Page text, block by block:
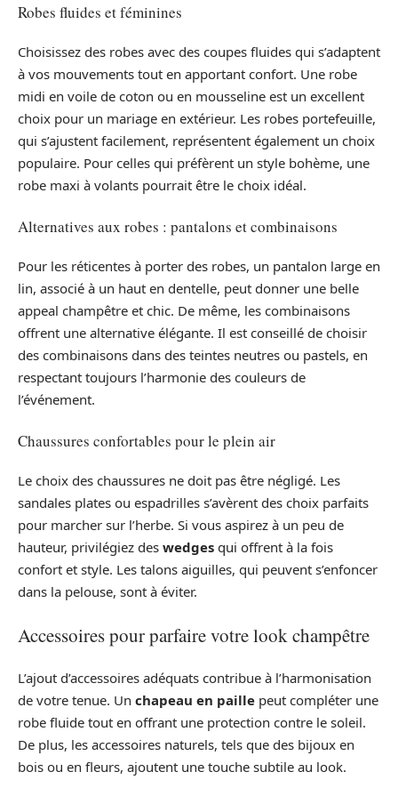
Robes fluides et féminines
Choisissez des robes avec des coupes fluides qui s’adaptent
à vos mouvements tout en apportant confort. Une robe
midi en voile de coton ou en mousseline est un excellent
choix pour un mariage en extérieur. Les robes portefeuille,
qui s’ajustent facilement, représentent également un choix
populaire. Pour celles qui préfèrent un style bohème, une
robe maxi à volants pourrait être le choix idéal.
Alternatives aux robes : pantalons et combinaisons
Pour les réticentes à porter des robes, un pantalon large en
lin, associé à un haut en dentelle, peut donner une belle
appeal champêtre et chic. De même, les combinaisons
offrent une alternative élégante. Il est conseillé de choisir
des combinaisons dans des teintes neutres ou pastels, en
respectant toujours l’harmonie des couleurs de
l’événement.
Chaussures confortables pour le plein air
Le choix des chaussures ne doit pas être négligé. Les
sandales plates ou espadrilles s’avèrent des choix parfaits
pour marcher sur l’herbe. Si vous aspirez à un peu de
hauteur, privilégiez des wedges qui offrent à la fois
confort et style. Les talons aiguilles, qui peuvent s’enfoncer
dans la pelouse, sont à éviter.
Accessoires pour parfaire votre look champêtre
L’ajout d’accessoires adéquats contribue à l’harmonisation
de votre tenue. Un chapeau en paille peut compléter une
robe fluide tout en offrant une protection contre le soleil.
De plus, les accessoires naturels, tels que des bijoux en
bois ou en fleurs, ajoutent une touche subtile au look.